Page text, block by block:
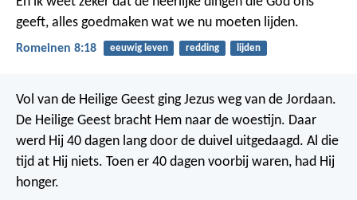
geeft, alles goedmaken wat we nu moeten lijden.
Romeinen 8:18 eeuwig leven redding lijden
Vol van de Heilige Geest ging Jezus weg van de Jordaan.
De Heilige Geest bracht Hem naar de woestijn. Daar
werd Hij 40 dagen lang door de duivel uitgedaagd. Al die
tijd at Hij niets. Toen er 40 dagen voorbij waren, had Hij
honger.